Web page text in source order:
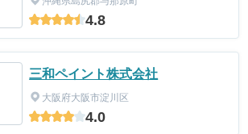
4.8
三和ペイント株式会社
大阪府大阪市淀川区
4.0